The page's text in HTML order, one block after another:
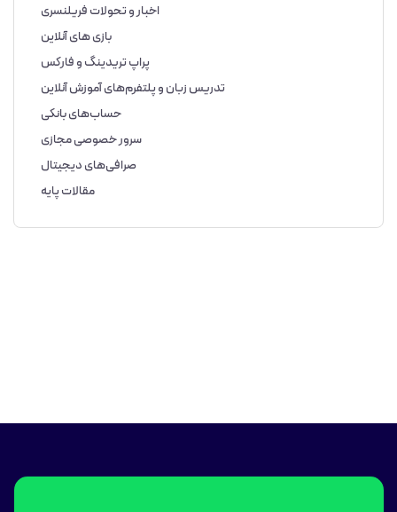
اخبار و تحولات فریلنسری
بازی های آنلاین
پراپ تریدینگ و فارکس
تدریس زبان و پلتفرم‌های آموزش آنلاین
حساب‌های بانکی
سرور خصوصی مجازی
صرافی‌های دیجیتال
مقالات پایه